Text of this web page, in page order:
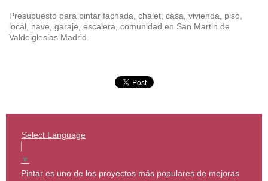
Presupuesto para pintar fachada, chalet, casa, vivienda, piso,
local, nave, garaje, escalera, comunidad en San Martin de
Valdeiglesias Madrid.
Select Language
▼
Pintar es uno de los proyectos más populares de mejoras